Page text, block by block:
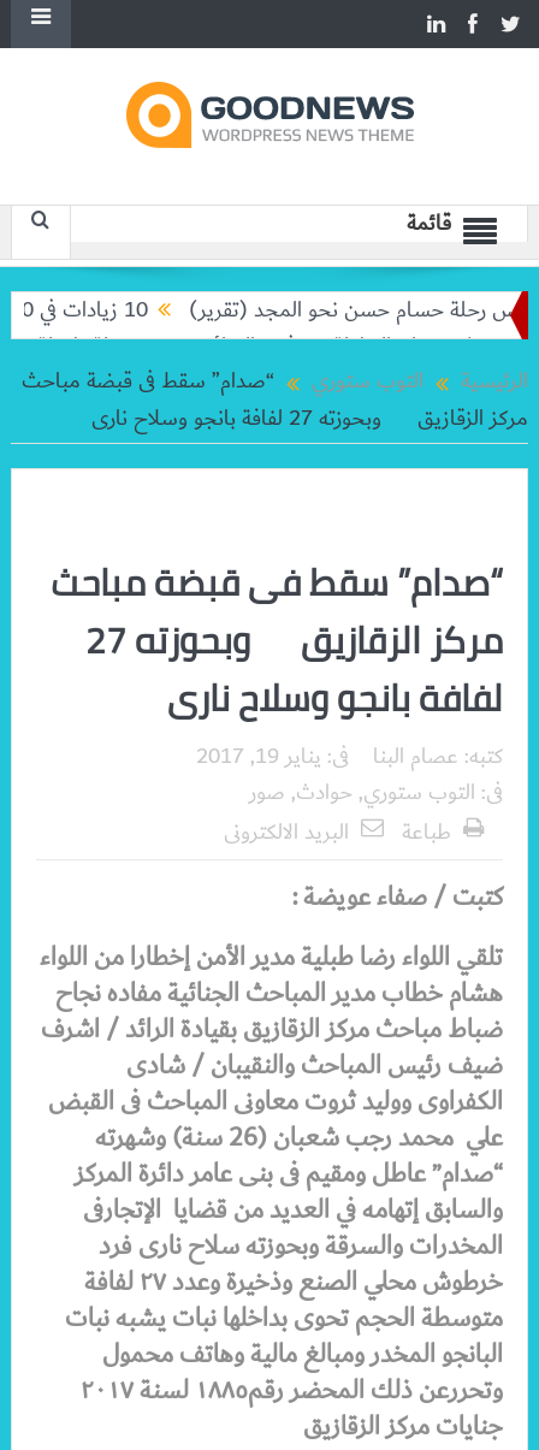
قائمة
رحلة حسام حسن نحو المجد (تقرير)
10 زيادات في 10 سنوات.. هل حان الوقت لرفع دعم البنزين نهائيا؟
تودعان البطولة من ثمن النهائي
بعد رحلة طويلة.. ميسي
الرئيسية
التوب ستوري
“صدام” سقط فى قبضة مباحث
مركز الزقازيق وبحوزته 27 لفافة بانجو وسلاح نارى
“صدام” سقط فى قبضة مباحث
مركز الزقازيق وبحوزته 27
لفافة بانجو وسلاح نارى
كتبه: عصام البنا فى: يناير 19, 2017
فى: التوب ستوري, حوادث, صور
طباعة
البريد الالكترونى
كتبت / صفاء عويضة :
تلقي اللواء رضا طبلية مدير الأمن إخطارا من اللواء
هشام خطاب مدير المباحث الجنائية مفاده نجاح
ضباط مباحث مركز الزقازيق بقيادة الرائد / اشرف
ضيف رئيس المباحث والنقيبان / شادى
الكفراوى ووليد ثروت معاونى المباحث فى القبض
علي محمد رجب شعبان (26 سنة) وشهرته
“صدام” عاطل ومقيم فى بنى عامر دائرة المركز
والسابق إتهامه في العديد من قضايا الإتجارفى
المخدرات والسرقة وبحوزته سلاح نارى فرد
خرطوش محلي الصنع وذخيرة وعدد ٢٧ لفافة
متوسطة الحجم تحوى بداخلها نبات يشبه نبات
البانجو المخدر ومبالغ مالية وهاتف محمول
وتحررعن ذلك المحضر رقم١٨٨٥ لسنة ٢٠١٧
جنايات مركز الزقازيق